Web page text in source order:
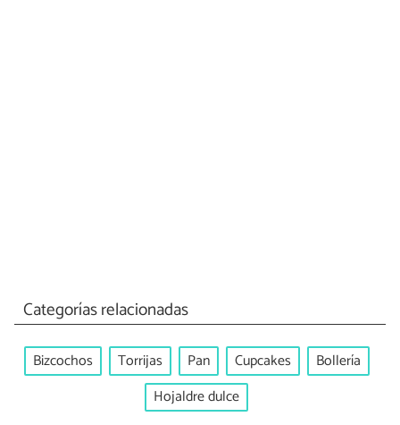
Categorías relacionadas
Bizcochos Torrijas Pan Cupcakes
Bollería
Hojaldre dulce